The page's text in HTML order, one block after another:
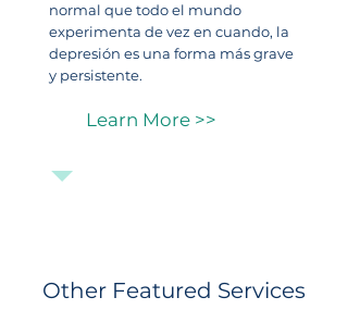
normal que todo el mundo
experimenta de vez en cuando, la
depresión es una forma más grave
y persistente.
Learn More >>
Other Featured Services